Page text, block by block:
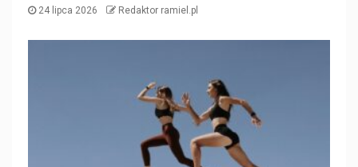
24 lipca 2026 Redaktor ramiel.pl